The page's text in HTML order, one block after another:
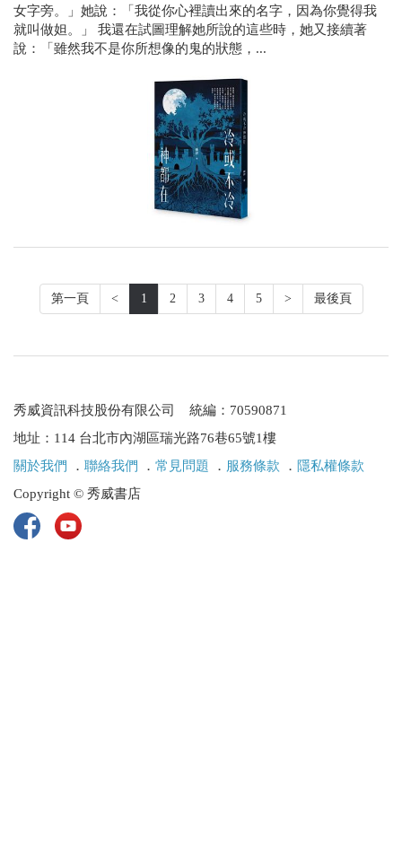
女字旁。」她說：「我從你心裡讀出來的名字，因為你覺得我
就叫做妲。」 我還在試圖理解她所說的這些時，她又接續著
說：「雖然我不是你所想像的鬼的狀態，...
第一頁 < 1 2 3 4 5 > 最後頁
秀威資訊科技股份有限公司 統編：70590871
地址：114 台北市內湖區瑞光路76巷65號1樓
關於我們
． 聯絡我們 ． 常見問題 ． 服務條款 ． 隱私權條款
Copyright © 秀威書店